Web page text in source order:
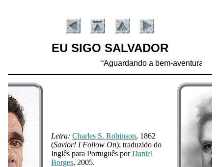
EU SIGO SALVADOR
Aguardando a bem-aventurada
Charles S. Robinson, 1862
(Savior! I Follow On); traduzido do
Inglês para Português porDaniel
Borges, 2005.